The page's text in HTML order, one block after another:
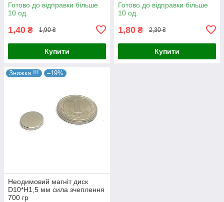
Готово до відправки більше
10 од.
1,40 ₴ 1,90 ₴
Купити
Готово до відправки більше
10 од.
1,80 ₴ 2,30 ₴
Купити
Знижка !!! –19%
Неодимовий магніт диск
D10*H1,5 мм сила зчеплення
700 гр